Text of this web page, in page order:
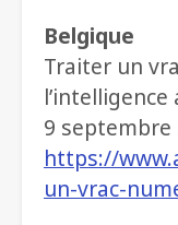
Belgique
Traiter un
9 septembre
https://
un-vrac-